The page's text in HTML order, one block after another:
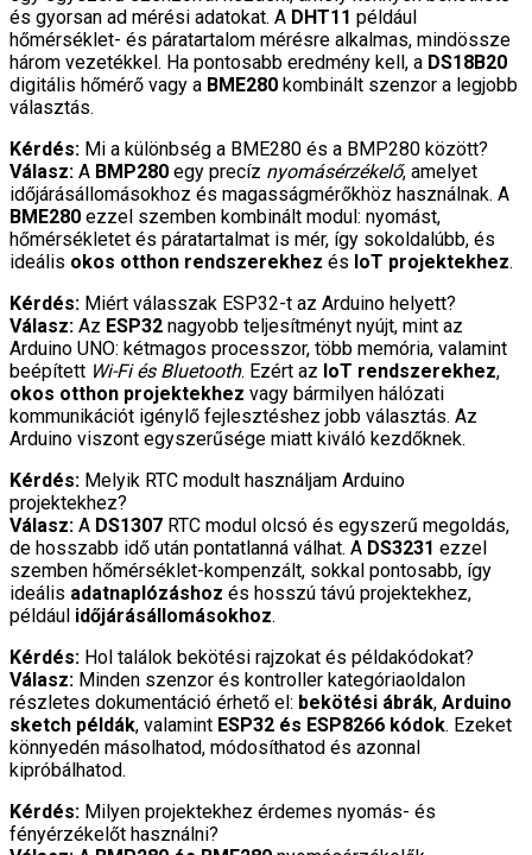
és gyorsan ad mérési adatokat. A DHT11 például
hőmérséklet- és páratartalom mérésre alkalmas, mindössze
három vezetékkel. Ha pontosabb eredmény kell, a DS18B20
digitális hőmérő vagy a BME280 kombinált szenzor a legjobb
választás.
Kérdés: Mi a különbség a BME280 és a BMP280 között?
Válasz: A BMP280 egy precíz nyomásérzékelő, amelyet
időjárásállomásokhoz és magasságmérőkhöz használnak. A
BME280 ezzel szemben kombinált modul: nyomást,
hőmérsékletet és páratartalmat is mér, így sokoldalúbb, és
ideális okos otthon rendszerekhez és IoT projektekhez.
Kérdés: Miért válasszak ESP32-t az Arduino helyett?
Válasz: Az ESP32 nagyobb teljesítményt nyújt, mint az
Arduino UNO: kétmagos processzor, több memória, valamint
beépített Wi-Fi és Bluetooth. Ezért az IoT rendszerekhez,
okos otthon projektekhez vagy bármilyen hálózati
kommunikációt igénylő fejlesztéshez jobb választás. Az
Arduino viszont egyszerűsége miatt kiváló kezdőknek.
Kérdés: Melyik RTC modult használjam Arduino
projektekhez?
Válasz: A DS1307 RTC modul olcsó és egyszerű megoldás,
de hosszabb idő után pontatlanná válhat. A DS3231 ezzel
szemben hőmérséklet-kompenzált, sokkal pontosabb, így
ideális adatnaplózáshoz és hosszú távú projektekhez,
például időjárásállomásokhoz.
Kérdés: Hol találok bekötési rajzokat és példakódokat?
Válasz: Minden szenzor és kontroller kategóriaoldalon
részletes dokumentáció érhető el: bekötési ábrák, Arduino
sketch példák, valamint ESP32 és ESP8266 kódok. Ezeket
könnyedén másolhatod, módosíthatod és azonnal
kipróbálhatod.
Kérdés: Milyen projektekhez érdemes nyomás- és
fényérzékelőt használni?